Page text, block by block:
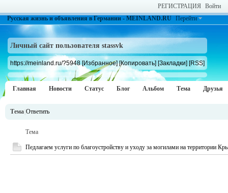
РЕГИСТРАЦИЯ Войти
Русская жизнь и объявления в Германии - MEINLAND.RU Перейти
Личный сайт пользователя stassvk
https://meinland.ru/?5948 [Избранное] [Копировать] [Закладки] [RSS]
Главная Новости Статус Блог Альбом Тема Друзья
Тема Ответить
Тема
Педлагаем услуги по благоустройству и уходу за могилами на территории